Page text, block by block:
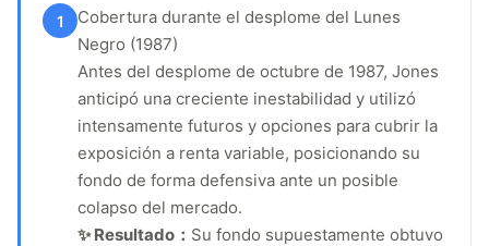
1
Cobertura durante el desplome del Lunes
Negro (1987)
Antes del desplome de octubre de 1987, Jones
anticipó una creciente inestabilidad y utilizó
intensamente futuros y opciones para cubrir la
exposición a renta variable, posicionando su
fondo de forma defensiva ante un posible
colapso del mercado.
✨ Resultado： Su fondo supuestamente obtuvo